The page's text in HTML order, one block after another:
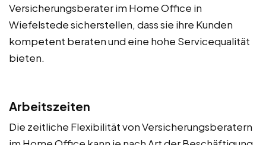
Versicherungsberater im Home Office in
Wiefelstede sicherstellen, dass sie ihre Kunden
kompetent beraten und eine hohe Servicequalität
bieten.
Arbeitszeiten
Die zeitliche Flexibilität von Versicherungsberatern